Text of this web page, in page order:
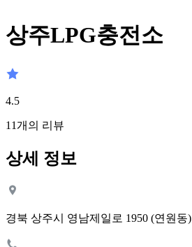
상주LPG충전소
4.5
11개의 리뷰
상세 정보
경북 상주시 영남제일로 1950 (연원동)